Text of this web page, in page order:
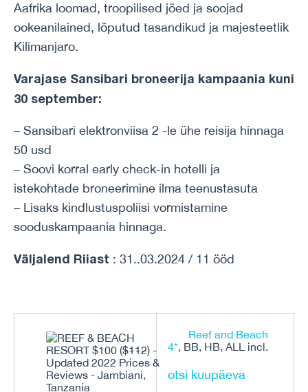
Aafrika loomad, troopilised jõed ja soojad
ookeanilained, lõputud tasandikud ja majesteetlik
Kilimanjaro.
Varajase Sansibari broneerija kampaania kuni
30 september:
– Sansibari elektronviisa 2 -le ühe reisija hinnaga
50 usd
– Soovi korral early check-in hotelli ja
istekohtade broneerimine ilma teenustasuta
– Lisaks kindlustuspoliisi vormistamine
sooduskampaania hinnaga.
Väljalend Riiast : 31..03.2024 / 11 ööd
Reef and Beach
4*, BB, HB, ALL incl.
otsi kuupäeva